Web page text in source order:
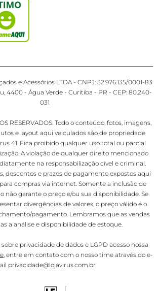
e Acessórios LTDA - CNPJ: 32.976.135/0001-83
4400 - Água Verde - Curitiba - PR - CEP: 80.240-
031
RESERVADOS. Todo o conteúdo, fotos, imagens,
e layout aqui veiculados são de propriedade
41. Fica proibido qualquer uso total ou parcial
A violação de qualquer direito mencionado
na responsabilização cível e criminal.
descontos e prazos de pagamento expostos aqui
compras via internet. Somente a inclusão de
não garante o preço e/ou sua disponibilidade. Se
divergências de valores, o preço válido é o
pagamento. Lembramos que as vendas
a análise e disponibilidade de estoque.
privacidade de dados e LGPD acesso nossa
, entre em contato com o nosso time através do e-
privacidade@lojavirus.com.br